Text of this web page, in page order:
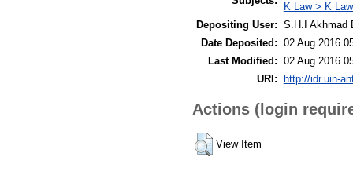
K Law > K
Depositing User: S.H.I Akhmad
Date Deposited: 02 Aug 2016
Last Modified: 02 Aug 2016
URI: http://idr.uin-
Actions (login
View Item